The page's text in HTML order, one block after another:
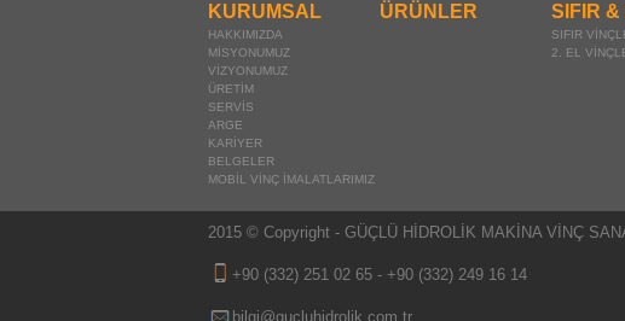
KURUMSAL
HAKKIMIZDA
MİSYONUMUZ
VİZYONUMUZ
ÜRETİM
SERVİS
ARGE
KARİYER
BELGELER
MOBİL VİNÇ İMALATLARIMIZ
ÜRÜNLER SIFIR &
SIFIR
2. EL
2015 © Copyright - GÜÇLÜ HİDROLİK MAKİNA VİNÇ
+90 (332) 251 02 65 - +90 (332) 249 16 14
bilgi@gucluhidrolik.com.tr